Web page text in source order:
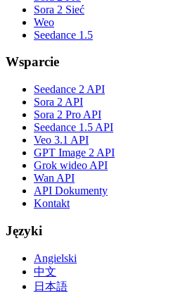
Sora 2 Sieć
Weo
Seedance 1.5
Wsparcie
Seedance 2 API
Sora 2 API
Sora 2 Pro API
Seedance 1.5 API
Veo 3.1 API
GPT Image 2 API
Grok wideo API
Wan API
API Dokumenty
Kontakt
Języki
Angielski
中文
日本語